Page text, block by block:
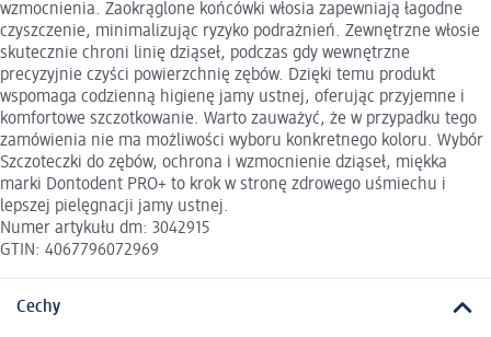
wzmocnienia. Zaokrąglone końcówki włosia zapewniają łagodne
czyszczenie, minimalizując ryzyko podrażnień. Zewnętrzne włosie
skutecznie chroni linię dziąseł, podczas gdy wewnętrzne
precyzyjnie czyści powierzchnię zębów. Dzięki temu produkt
wspomaga codzienną higienę jamy ustnej, oferując przyjemne i
komfortowe szczotkowanie. Warto zauważyć, że w przypadku tego
zamówienia nie ma możliwości wyboru konkretnego koloru. Wybór
Szczoteczki do zębów, ochrona i wzmocnienie dziąseł, miękka
marki Dontodent PRO+ to krok w stronę zdrowego uśmiechu i
lepszej pielęgnacji jamy ustnej.
Numer artykułu dm: 3042915
GTIN: 4067796072969
Cechy